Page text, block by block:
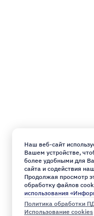
Наш веб-сайт
Вашем устройстве,
более удобными для
сайта и содействия
Продолжая просмотр
обработку файлов
использования
Политика обработки
Использование cookies